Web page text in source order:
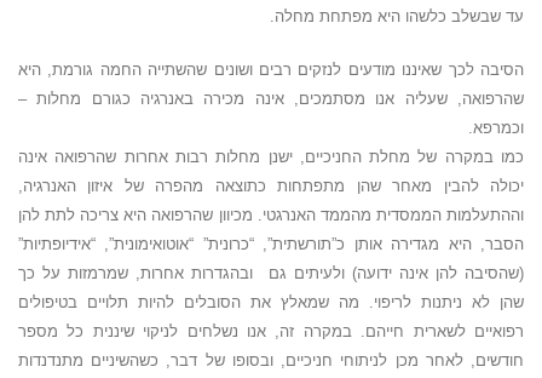
עד שבשלב כלשהו היא מפתחת מחלה.
הסיבה לכך שאיננו מודעים לנזקים רבים ושונים שהשתייה החמה גורמת, היא
שהרפואה, שעליה אנו מסתמכים, אינה מכירה באנרגיה כגורם מחלות –
וכמרפא.
כמו במקרה של מחלת החניכיים, ישנן מחלות רבות אחרות שהרפואה אינה
יכולה להבין מאחר שהן מתפתחות כתוצאה מהפרה של איזון האנרגיה,
וההתעלמות הממסדית מהממד האנרגטי. מכיוון שהרפואה היא צריכה לתת להן
הסבר, היא מגדירה אותן כ”תורשתית”, “כרונית” “אוטואימונית”, “אידיופתיות”
(שהסיבה להן אינה ידועה) ולעיתים גם ובהגדרות אחרות, שמרמזות על כך
שהן לא ניתנות לריפוי. מה שמאלץ את הסובלים להיות תלויים בטיפולים
רפואיים לשארית חייהם. במקרה זה, אנו נשלחים לניקוי שיננית כל מספר
חודשים, לאחר מכן לניתוחי חניכיים, ובסופו של דבר, כשהשיניים מתנדנדות